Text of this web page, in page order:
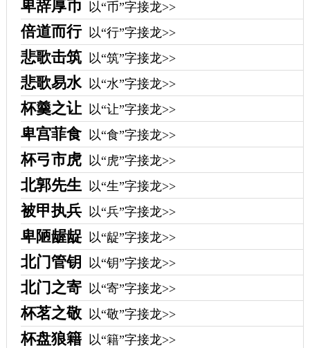
卑辞厚币 以“币”字接龙>>
倍道而行 以“行”字接龙>>
悲歌击筑 以“筑”字接龙>>
悲歌易水 以“水”字接龙>>
杯羹之让 以“让”字接龙>>
卑宫菲食 以“食”字接龙>>
杯弓市虎 以“虎”字接龙>>
北郭先生 以“生”字接龙>>
被甲执兵 以“兵”字接龙>>
卑陋龌龊 以“龊”字接龙>>
北门管钥 以“钥”字接龙>>
北门之寄 以“寄”字接龙>>
杯茗之敬 以“敬”字接龙>>
杯盘狼籍 以“籍”字接龙>>